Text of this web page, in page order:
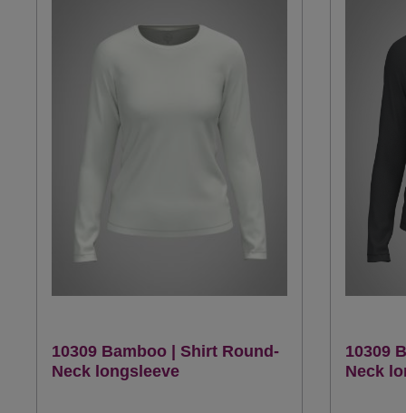
10309 Bamboo | Shirt Round-
Neck longsleeve
10309
Neck